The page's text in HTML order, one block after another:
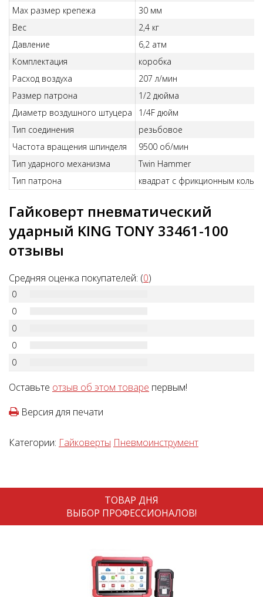
Max размер крепежа
30 мм
Вес
2,4 кг
Давление
6,2 атм
Комплектация
коробка
Расход воздуха
207 л/мин
Размер патрона
1/2 дюйма
Диаметр воздушного штуцера
1/4F дюйм
Тип соединения
резьбовое
Частота вращения шпинделя
9500 об/мин
Тип ударного механизма
Twin Hammer
Тип патрона
квадрат с фрикционным
Гайковерт пневматический
ударный KING TONY 33461-100
отзывы
Средняя оценка покупателей: (0)
0
0
0
0
0
Оставьте отзыв об этом товаре первым!
Версия для печати
Категории: Гайковерты Пневмоинструмент
ТОВАР ДНЯ
ВЫБОР ПРОФЕССИОНАЛОВ!